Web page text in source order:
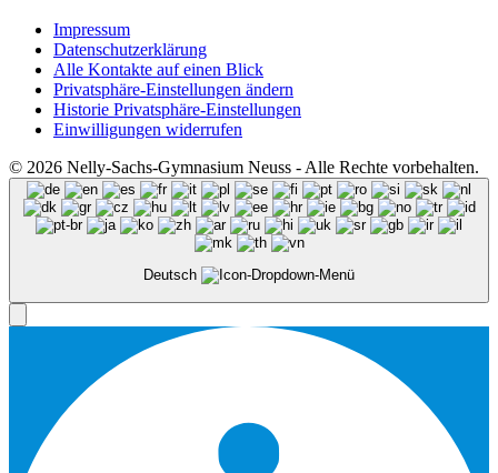
Impressum
Datenschutzerklärung
Alle Kontakte auf einen Blick
Privatsphäre-Einstellungen ändern
Historie Privatsphäre-Einstellungen
Einwilligungen widerrufen
© 2026 Nelly-Sachs-Gymnasium Neuss - Alle Rechte vorbehalten.
Deutsch